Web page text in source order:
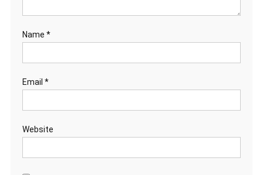
Name *
Email *
Website